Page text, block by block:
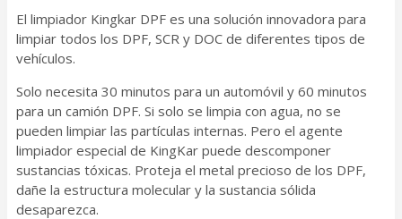
El limpiador Kingkar DPF es una solución innovadora para
limpiar todos los DPF, SCR y DOC de diferentes tipos de
vehículos.
Solo necesita 30 minutos para un automóvil y 60 minutos
para un camión DPF. Si solo se limpia con agua, no se
pueden limpiar las partículas internas. Pero el agente
limpiador especial de KingKar puede descomponer
sustancias tóxicas. Proteja el metal precioso de los DPF,
dañe la estructura molecular y la sustancia sólida
desaparezca.